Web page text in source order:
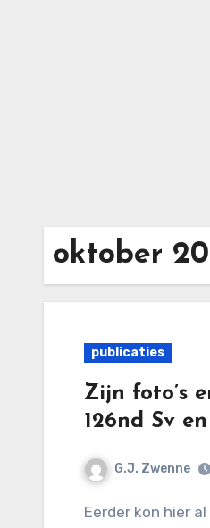
oktober
publicaties
Zijn foto’s
126nd Sv
G.J. Zwenne
Eerder kon hier al het de drukproef worden gedownload van het artikel van mijzelf en Leidse